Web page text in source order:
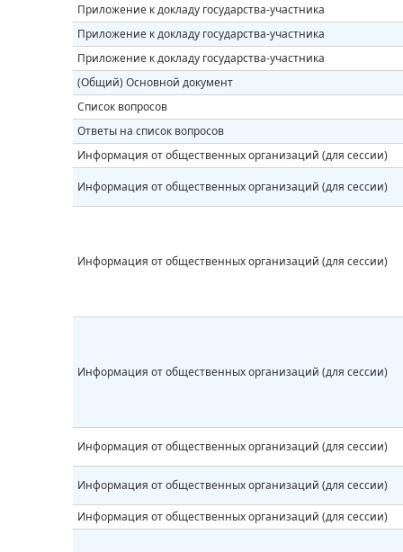
Приложение к докладу государства-участника
Приложение к докладу государства-участника
Приложение к докладу государства-участника
(Общий) Основной документ
Список вопросов
Ответы на список вопросов
Информация от общественных организаций (для сессии)
Информация от общественных организаций (для сессии)
Информация от общественных организаций (для сессии)
Информация от общественных организаций (для сессии)
Информация от общественных организаций (для сессии)
Информация от общественных организаций (для сессии)
Информация от общественных организаций (для сессии)